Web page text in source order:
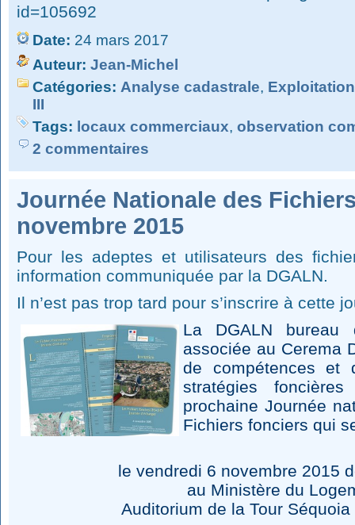
id=105692
Date: 24 mars 2017
Auteur: Jean-Michel
Catégories: Analyse cadastrale, Exploitation
III
Tags: locaux commerciaux, observation
2 commentaires
Journée Nationale des
novembre 2015
Pour les adeptes et utilisateurs des
information communiquée par la DGALN.
Il n’est pas trop tard pour s’inscrire à cette
La DGALN bureau
associée au Cerema
de compétences et
stratégies
prochaine Journée
Fichiers fonciers qui
le vendredi 6 novembre 2015
au Ministère du
Auditorium de la Tour